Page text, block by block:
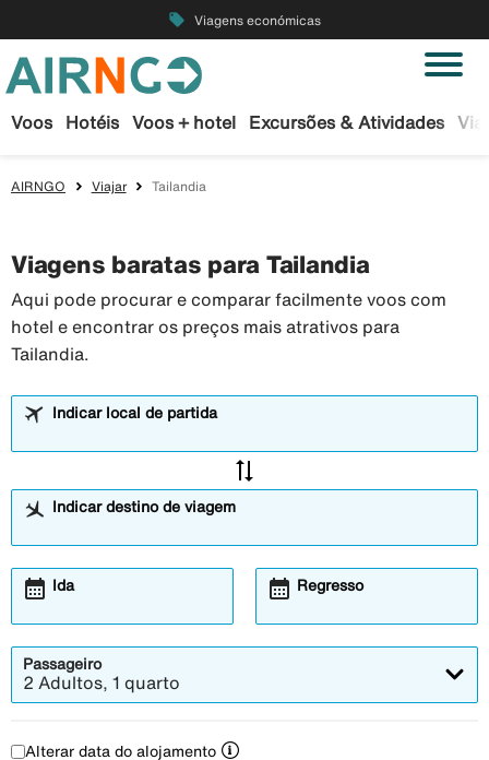
local_offer Viagens económicas
Voos Hotéis Voos + hotel Excursões & Atividades
AIRNGO Viajar Tailandia
Viagens baratas para Tailandia
Aqui pode procurar e comparar facilmente voos com
hotel e encontrar os preços mais atrativos para
Tailandia.
Indicar local de partida
sync_alt
Indicar destino de viagem
Ida
calendar_month Regresso
calendar_month
Passageiro
2 Adultos, 1 quarto
Alterar data do alojamento